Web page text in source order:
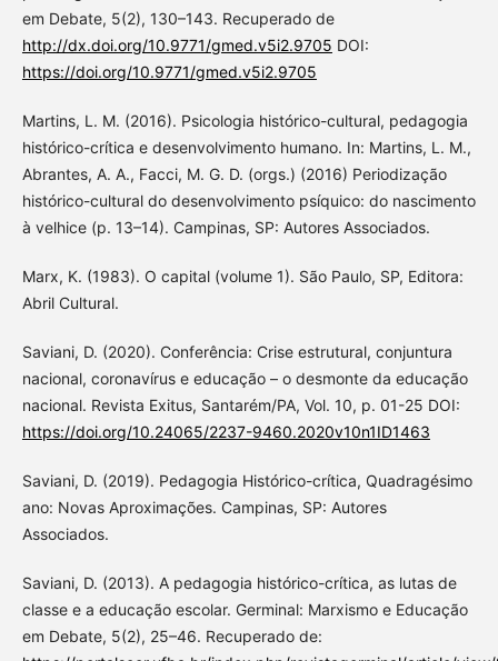
em Debate, 5(2), 130–143. Recuperado de
http://dx.doi.org/10.9771/gmed.v5i2.9705 DOI:
https://doi.org/10.9771/gmed.v5i2.9705
Martins, L. M. (2016). Psicologia histórico-cultural, pedagogia
histórico-crítica e desenvolvimento humano. In: Martins, L. M.,
Abrantes, A. A., Facci, M. G. D. (orgs.) (2016) Periodização
histórico-cultural do desenvolvimento psíquico: do nascimento
à velhice (p. 13–14). Campinas, SP: Autores Associados.
Marx, K. (1983). O capital (volume 1). São Paulo, SP, Editora:
Abril Cultural.
Saviani, D. (2020). Conferência: Crise estrutural, conjuntura
nacional, coronavírus e educação – o desmonte da educação
nacional. Revista Exitus, Santarém/PA, Vol. 10, p. 01-25 DOI:
https://doi.org/10.24065/2237-9460.2020v10n1ID1463
Saviani, D. (2019). Pedagogia Histórico-crítica, Quadragésimo
ano: Novas Aproximações. Campinas, SP: Autores
Associados.
Saviani, D. (2013). A pedagogia histórico-crítica, as lutas de
classe e a educação escolar. Germinal: Marxismo e Educação
em Debate, 5(2), 25–46. Recuperado de: